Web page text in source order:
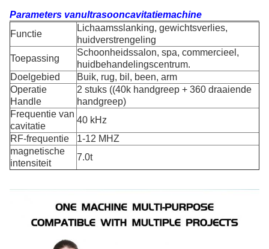
Parameters vanultrasooncavitatiemachine
Functie
Lichaamsslanking, gewichtsverlies,
huidverstrengeling
Toepassing
Schoonheidssalon, spa, commercieel,
huidbehandelingscentrum.
Doelgebied
Buik, rug, bil, been, arm
Operatie
Handle
2 stuks ((40k handgreep + 360 draaiende
handgreep)
Frequentie van
cavitatie
40 kHz
RF-frequentie
1-12 MHZ
magnetische
intensiteit
7.0t